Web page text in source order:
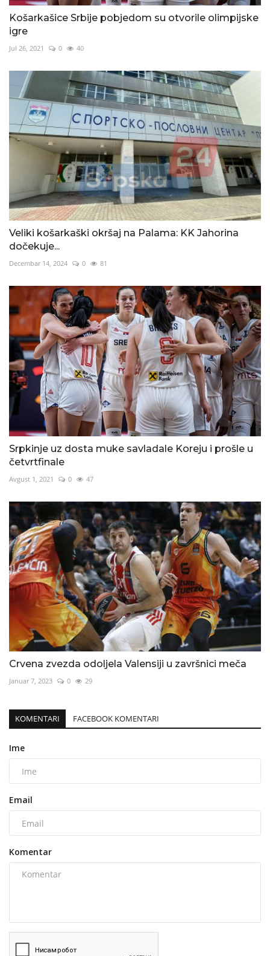
Košarkašice Srbije pobjedom su otvorile olimpijske
igre
Jul 26, 2021 0 40
Veliki košarkaški okršaj na Palama: KK Jahorina
dočekuje...
Decembar 14, 2024 0 81
Srpkinje uz dosta muke savladale Koreju i prošle u
četvrtfinale
Avgust 1, 2021 0 47
Crvena zvezda odoljela Valensiji u završnici meča
Januar 7, 2023 0 29
KOMENTARI FACEBOOK KOMENTARI
Ime
Email
Komentar